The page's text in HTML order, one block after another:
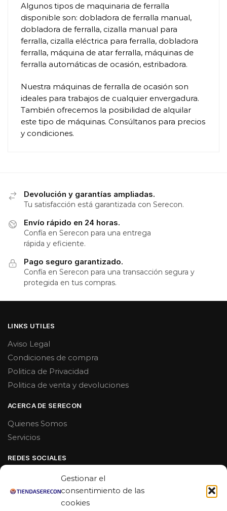
Gestionar el
consentimiento de las
cookies
Algunos tipos de maquinaria de ferralla
disponible son: dobladora de ferralla manual,
dobladora de ferralla, cizalla manual para
ferralla, cizalla eléctrica para ferralla, dobladora
ferralla, máquina de atar ferralla, máquinas de
ferralla automáticas de ocasión, estribadora.
Nuestra máquinas de ferralla de ocasión son
ideales para trabajos de cualquier envergadura.
También ofrecemos la posibilidad de alquilar
este tipo de máquinas. Consúltanos para precios
y condiciones.
Devolución y garantías ampliadas.
Tu satisfacción está garantizada con Serecon.
Envío rápido en 24 horas.
Confía en Serecon para una entrega
rápida y eficiente.
Pago seguro garantizado.
Confía en Serecon para una transacción segura y
protegida en tus compras.
LINKS UTILES
Aviso Legal
Condiciones de compra
Politica de Privacidad
Politica de venta y devoluciones
ACERCA DE SERECON
Quienes Somos
Servicios
REDES SOCIALES
Linkedin